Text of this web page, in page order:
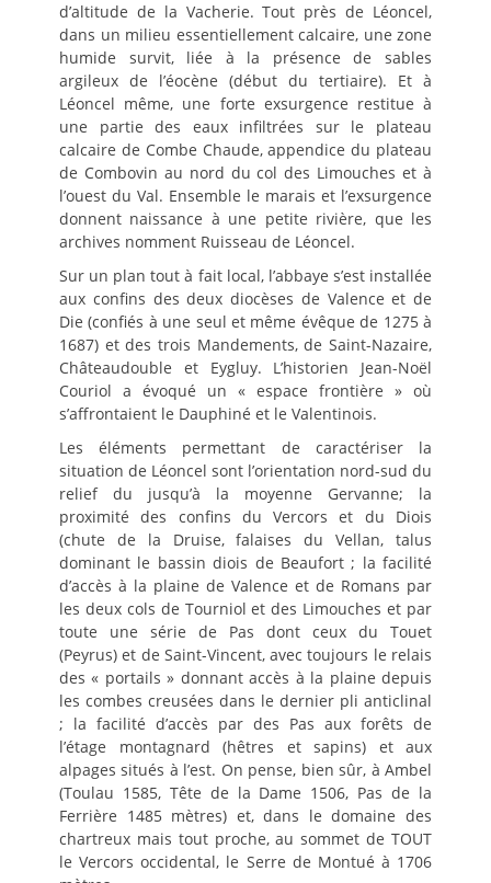
d’altitude de la Vacherie. Tout près de Léoncel,
dans un milieu essentiellement calcaire, une zone
humide survit, liée à la présence de sables
argileux de l’éocène (début du tertiaire). Et à
Léoncel même, une forte exsurgence restitue à
une partie des eaux infiltrées sur le plateau
calcaire de Combe Chaude, appendice du plateau
de Combovin au nord du col des Limouches et à
l’ouest du Val. Ensemble le marais et l’exsurgence
donnent naissance à une petite rivière, que les
archives nomment Ruisseau de Léoncel.
Sur un plan tout à fait local, l’abbaye s’est installée
aux confins des deux diocèses de Valence et de
Die (confiés à une seul et même évêque de 1275 à
1687) et des trois Mandements, de Saint-Nazaire,
Châteaudouble et Eygluy. L’historien Jean-Noël
Couriol a évoqué un « espace frontière » où
s’affrontaient le Dauphiné et le Valentinois.
Les éléments permettant de caractériser la
situation de Léoncel sont l’orientation nord-sud du
relief du jusqu’à la moyenne Gervanne; la
proximité des confins du Vercors et du Diois
(chute de la Druise, falaises du Vellan, talus
dominant le bassin diois de Beaufort ; la facilité
d’accès à la plaine de Valence et de Romans par
les deux cols de Tourniol et des Limouches et par
toute une série de Pas dont ceux du Touet
(Peyrus) et de Saint-Vincent, avec toujours le relais
des « portails » donnant accès à la plaine depuis
les combes creusées dans le dernier pli anticlinal
; la facilité d’accès par des Pas aux forêts de
l’étage montagnard (hêtres et sapins) et aux
alpages situés à l’est. On pense, bien sûr, à Ambel
(Toulau 1585, Tête de la Dame 1506, Pas de la
Ferrière 1485 mètres) et, dans le domaine des
chartreux mais tout proche, au sommet de TOUT
le Vercors occidental, le Serre de Montué à 1706